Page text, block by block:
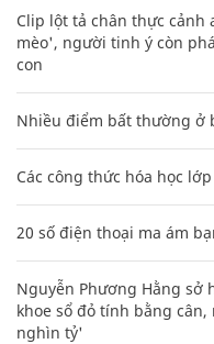
Clip lột tả chân thực
mèo', người tinh ý còn
con
Nhiều điểm bất thường ở
Các công thức hóa học
20 số điện thoại ma ám
Nguyễn Phương Hằng
khoe sổ đỏ tính bằng
nghìn tỷ'